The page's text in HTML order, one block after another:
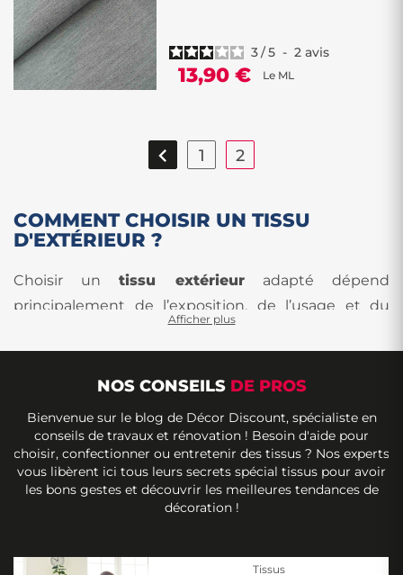
3/5 - 2 avis
13,90 € Le ML
 1 2
COMMENT CHOISIR UN TISSU
D'EXTÉRIEUR ?
Choisir untissu extérieuradapté dépend
principalement de l’exposition, de l’usage et du
niveau de résistance attendu. Les tissus outdoor
sont conçus pour supporter les contraintes
extérieures : soleil, humidité, frottements ou
Le premier critère à vérifier est larésistance aux
UV. Untissu extérieur résistant au soleil conserve
mieux ses couleurs et sa solidité lorsqu’il est exposé
Afficher plus
NOS CONSEILS DE PROS
Bienvenue sur le blog de Décor Discount, spécialiste en
conseils de travaux et rénovation ! Besoin d'aide pour
choisir, confectionner ou entretenir des tissus ? Nos experts
vous libèrent ici tous leurs secrets spécial tissus pour avoir
les bons gestes et découvrir les meilleures tendances de
décoration !
Tissus